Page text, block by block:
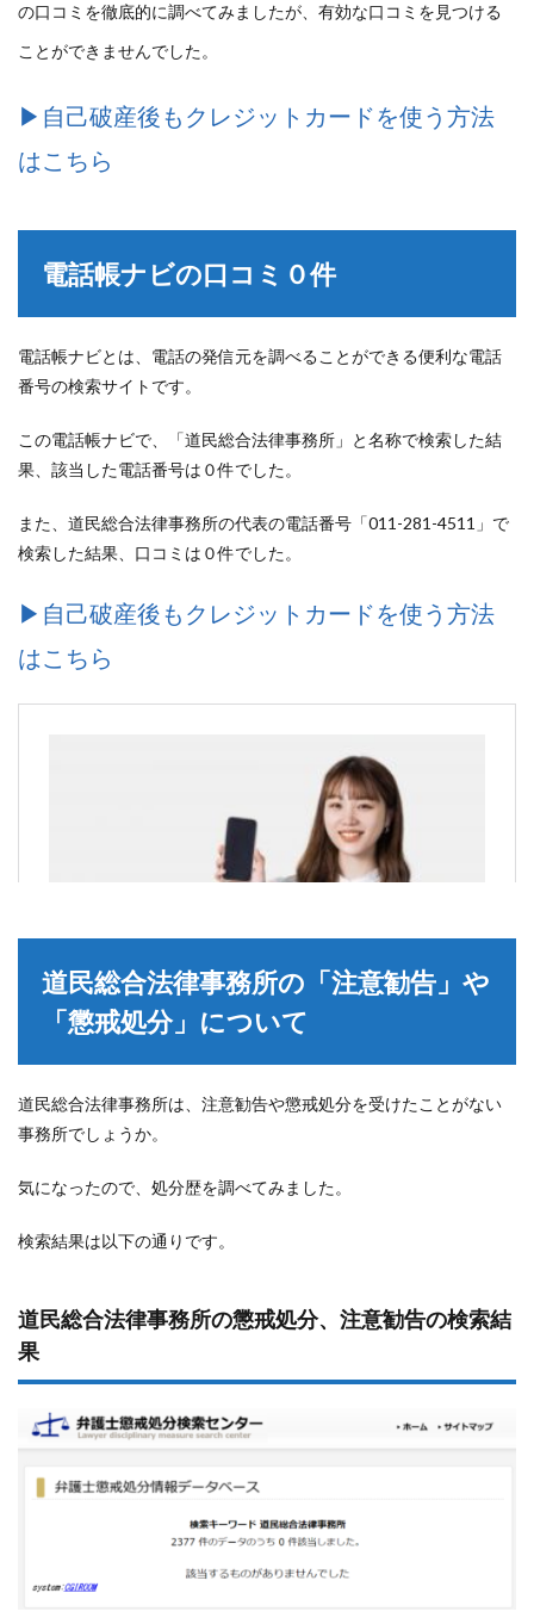
の口コミを徹底的に調べてみましたが、有効な口コミを見つける
ことができませんでした。
▶︎自己破産後もクレジットカードを使う方法
はこちら
電話帳ナビの口コミ０件
電話帳ナビとは、電話の発信元を調べることができる便利な電話
番号の検索サイトです。
この電話帳ナビで、「道民総合法律事務所」と名称で検索した結
果、該当した電話番号は０件でした。
また、道民総合法律事務所の代表の電話番号「011-281-4511」で
検索した結果、口コミは０件でした。
▶︎自己破産後もクレジットカードを使う方法
はこちら
道民総合法律事務所の「注意勧告」や
「懲戒処分」について
道民総合法律事務所は、注意勧告や懲戒処分を受けたことがない
事務所でしょうか。
気になったので、処分歴を調べてみました。
検索結果は以下の通りです。
道民総合法律事務所の懲戒処分、注意勧告の検索結
果